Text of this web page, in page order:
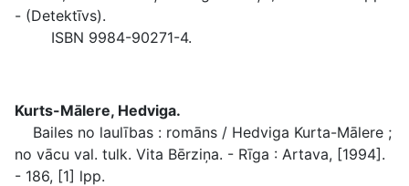
- (Detektīvs).
ISBN 9984-90271-4.
Kurts-Mālere, Hedviga.
Bailes no laulības : romāns / Hedviga Kurta-Mālere ;
no vācu val. tulk. Vita Bērziņa. - Rīga : Artava, [1994].
- 186, [1] lpp.